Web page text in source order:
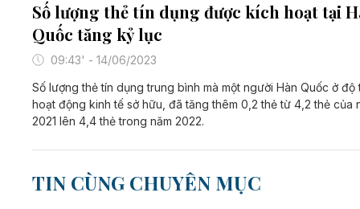
Số lượng thẻ tín dụng được kích hoạt tại
Quốc tăng kỷ lục
09:43' - 14/06/2023
Số lượng thẻ tín dụng trung bình mà một người Hàn Quốc ở độ
hoạt động kinh tế sở hữu, đã tăng thêm 0,2 thẻ từ 4,2 thẻ của
2021 lên 4,4 thẻ trong năm 2022.
TIN CÙNG CHUYÊN MỤC